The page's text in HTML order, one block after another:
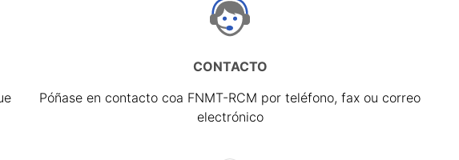
CONTACTO
Póñase en contacto coa FNMT-RCM por teléfono, fax ou correo
electrónico